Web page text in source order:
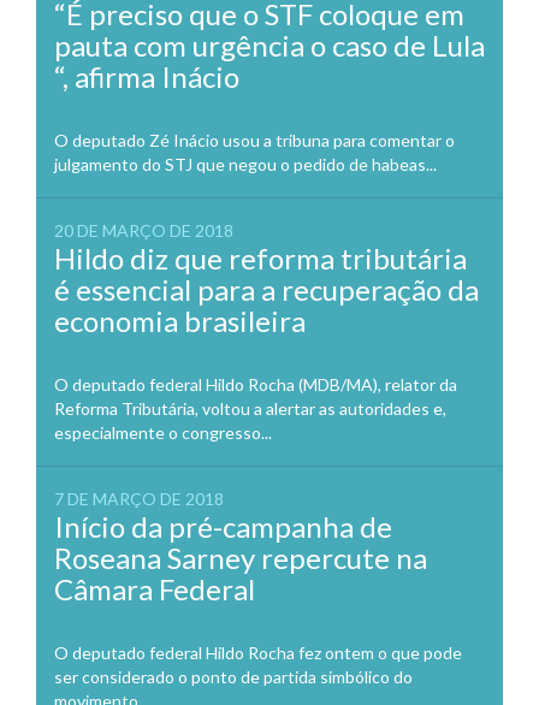
“É preciso que o STF coloque em
pauta com urgência o caso de Lula
“, afirma Inácio
O deputado Zé Inácio usou a tribuna para comentar o
julgamento do STJ que negou o pedido de habeas...
20 DE MARÇO DE 2018
Hildo diz que reforma tributária
é essencial para a recuperação da
economia brasileira
O deputado federal Hildo Rocha (MDB/MA), relator da
Reforma Tributária, voltou a alertar as autoridades e,
especialmente o congresso...
7 DE MARÇO DE 2018
Início da pré-campanha de
Roseana Sarney repercute na
Câmara Federal
O deputado federal Hildo Rocha fez ontem o que pode
ser considerado o ponto de partida simbólico do
movimento...